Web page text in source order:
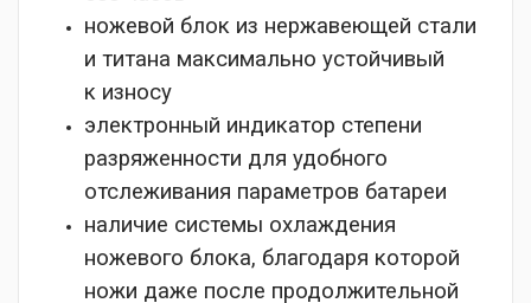
ножевой блок из нержавеющей стали
и титана максимально устойчивый
к износу
электронный индикатор степени
разряженности для удобного
отслеживания параметров батареи
наличие системы охлаждения
ножевого блока, благодаря которой
ножи даже после продолжительной